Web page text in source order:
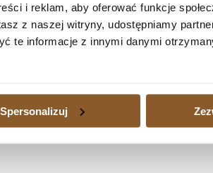
i reklam, aby oferować funkcje
z naszej witryny, udostępniamy
te informacje z innymi danymi
Spersonalizuj
całości
jest dużym obciążeniem, a także
kredytów waloryzowanych do walut